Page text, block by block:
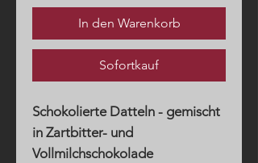
In den Warenkorb
Sofortkauf
Schokolierte Datteln - gemischt
in Zartbitter- und
Vollmilchschokolade